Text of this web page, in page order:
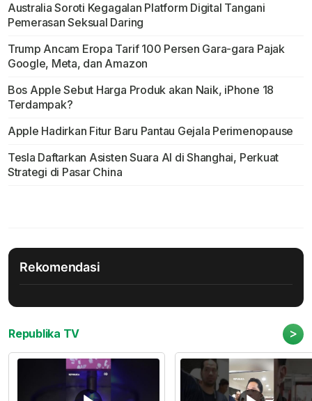
Australia Soroti Kegagalan Platform Digital Tangani
Pemerasan Seksual Daring
Trump Ancam Eropa Tarif 100 Persen Gara-gara Pajak
Google, Meta, dan Amazon
Bos Apple Sebut Harga Produk akan Naik, iPhone 18
Terdampak?
Apple Hadirkan Fitur Baru Pantau Gejala Perimenopause
Tesla Daftarkan Asisten Suara AI di Shanghai, Perkuat
Strategi di Pasar China
Rekomendasi
Republika TV >